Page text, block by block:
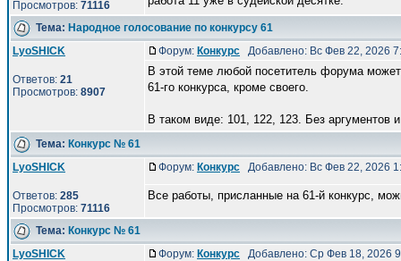
Просмотров: 71116
Тема: Народное голосование по конкурсу 61
LyoSHICK
Ответов: 21
Просмотров: 8907
Форум: Конкурс Добавлено: Вс Фев 22, 2026
В этой теме любой посетитель форума
61-го конкурса, кроме своего.
В таком виде: 101, 122, 123. Без аргументов
Тема: Конкурс № 61
LyoSHICK
Ответов: 285
Просмотров: 71116
Форум: Конкурс Добавлено: Вс Фев 22, 2026
Все работы, присланные на 61-й конкурс,
Тема: Конкурс № 61
LyoSHICK
Форум: Конкурс Добавлено: Ср Фев 18, 2026